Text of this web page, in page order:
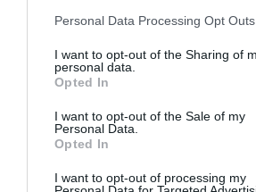
Please note that this website/app uses
not limited to your visit or usage
grant or deny consent to Google and its
use your data for below specified
consent section.
Personal Data Processing Opt Outs
I want to opt-out of the Sharing of
personal data.
Opted In
I want to opt-out of the Sale of my
Personal Data.
Opted In
I want to opt-out of processing my
Αναστάτωση σε πτήση προς
στα χέρια
01.06.2024 | 17:20